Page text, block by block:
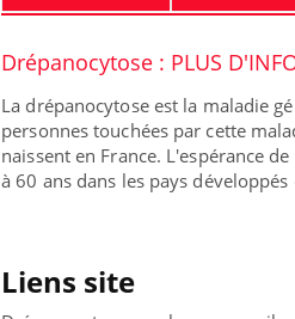
Drépanocytose : PLUS
La drépanocytose est la maladie
personnes touchées par cette
naissent en France. L'espérance
à 60 ans dans les pays
Liens site